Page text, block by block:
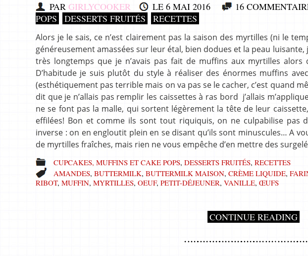
PAR GIRLYCOOKER LE 6 MAI 2016 16
POPS
DESSERTS FRUITÉS RECETTES
Alors je le sais, ce n’est clairement pas la saison des myrtilles (ni le
généreusement amassées sur leur étal, bien dodues et la peau
très longtemps que je n’avais pas fait de muffins aux myrtilles alors
D’habitude je suis plutôt du style à réaliser des énormes muffins
(esthétiquement pas terrible mais on va pas se le cacher, c’est quand
dit que je n’allais pas remplir les caissettes à ras bord j’allais
ne se font pas la malle, qui sortent légèrement la tête de leur
effilées! Bon et comme ils sont tout riquiquis, on ne culpabilise pas
inverse : on en engloutit plein en se disant qu’ils sont minuscules… A
de myrtilles fraîches, mais rien ne vous empêche d’en mettre des
CUPCAKES, MUFFINS ET CAKE POPS, DESSERTS FRUITÉS, RECETTES
AMANDES, BUTTERMILK, BUTTERMILK MAISON, CRÈME LIQUIDE,
RIBOT, MUFFIN, MYRTILLES, OEUF, PETIT-DÉJEUNER, VANILLE, ŒUFS
CONTINUE READING